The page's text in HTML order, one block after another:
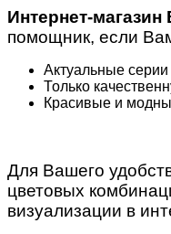
Интернет-
помощник, если
Актуальные
Только
Красивые и
Для Вашего
цветовых
визуализации в